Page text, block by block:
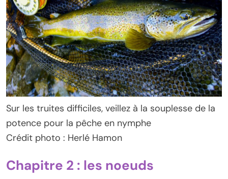
Sur les truites difficiles, veillez à la souplesse de la
potence pour la pêche en nymphe
Crédit photo : Herlé Hamon
Chapitre 2 : les noeuds